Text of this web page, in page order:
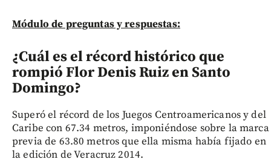
Módulo de preguntas y respuestas:
¿Cuál es el récord histórico que
rompió Flor Denis Ruiz en Santo
Domingo?
Superó el récord de los Juegos Centroamericanos y del
Caribe con 67.34 metros, imponiéndose sobre la marca
previa de 63.80 metros que ella misma había fijado en
la edición de Veracruz 2014.